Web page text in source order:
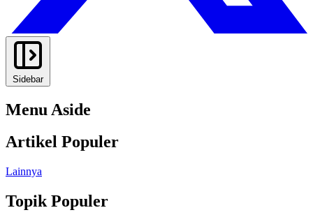
Sidebar
Menu Aside
Artikel Populer
Lainnya
Topik Populer